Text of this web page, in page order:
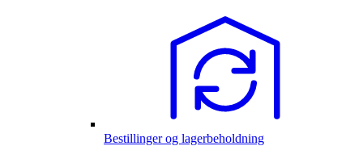
Bestillinger og lagerbeholdning